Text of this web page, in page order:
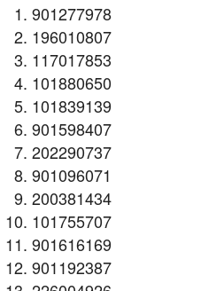
901277978
196010807
117017853
101880650
101839139
901598407
202290737
901096071
200381434
101755707
901616169
901192387